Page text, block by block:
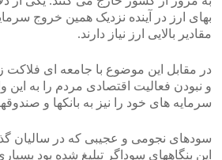
بهای ارز در آینده نزدیک همین خروج
مقادیر بالایی ارز نیاز دارند.
در مقابل این موضوع با جامعه ای فلاکت
و نبودن فعالیت اقتصادی مردم را به این
سرمایه های خود را نیز به بانکها و
سودهای نجومی و عجیبی که در سالیان
این بنگاههای سوداگر تبلیغ شده بود